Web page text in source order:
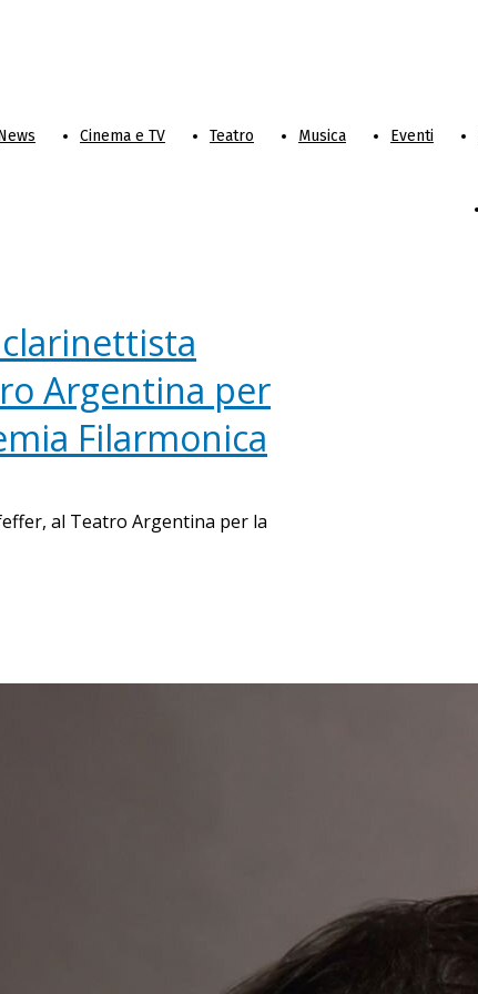
Cinema e TV Teatro Musica Eventi
Argentina per
Filarmonica
al Teatro Argentina per la